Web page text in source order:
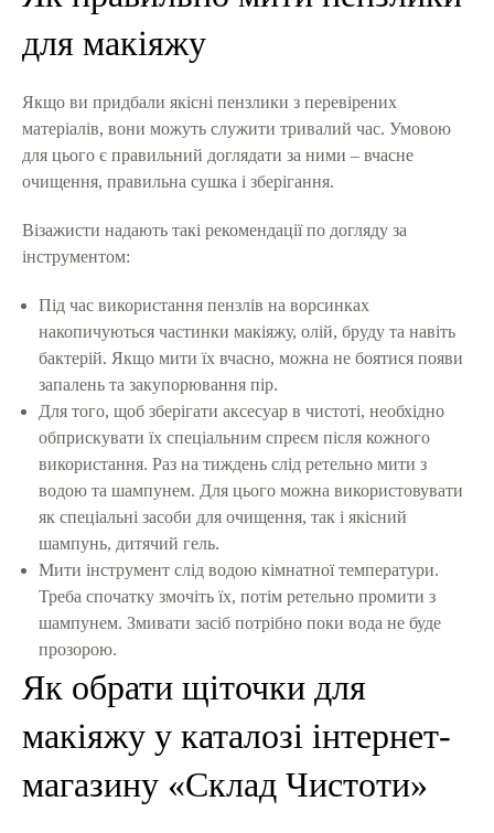
для макіяжу
Якщо ви придбали якісні пензлики з перевірених
матеріалів, вони можуть служити тривалий час. Умовою
для цього є правильний доглядати за ними – вчасне
очищення, правильна сушка і зберігання.
Візажисти надають такі рекомендації по догляду за
інструментом:
Під час використання пензлів на ворсинках
накопичуються частинки макіяжу, олій, бруду та навіть
бактерій. Якщо мити їх вчасно, можна не боятися появи
запалень та закупорювання пір.
Для того, щоб зберігати аксесуар в чистоті, необхідно
обприскувати їх спеціальним спреєм після кожного
використання. Раз на тиждень слід ретельно мити з
водою та шампунем. Для цього можна використовувати
як спеціальні засоби для очищення, так і якісний
шампунь, дитячий гель.
Мити інструмент слід водою кімнатної температури.
Треба спочатку змочіть їх, потім ретельно промити з
шампунем. Змивати засіб потрібно поки вода не буде
прозорою.
Як обрати щіточки для
макіяжу у каталозі інтернет-
магазину «Склад Чистоти»